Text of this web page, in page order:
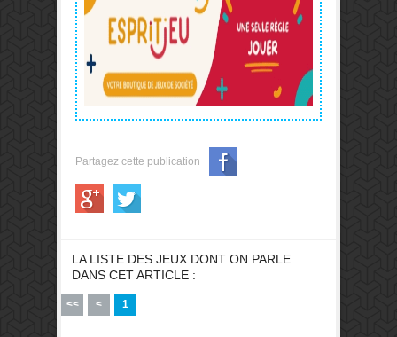
Partagez cette publication
LA LISTE DES JEUX DONT ON PARLE
DANS CET ARTICLE :
<< < 1